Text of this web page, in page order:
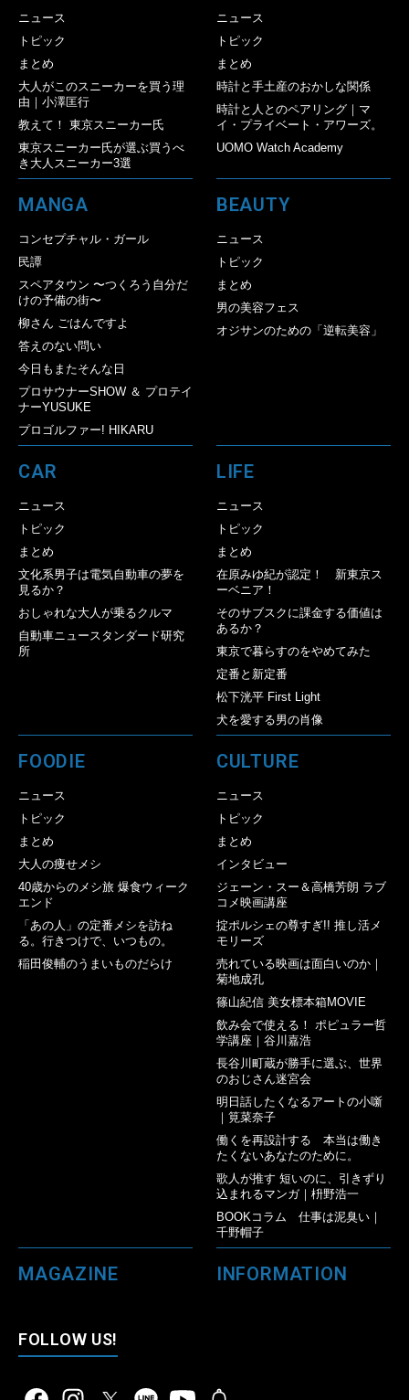
ニュース
トピック
まとめ
大人がこのスニーカーを買う理
由｜小澤匡行
教えて！ 東京スニーカー氏
東京スニーカー氏が選ぶ買うべ
き大人スニーカー3選
ニュース
トピック
まとめ
時計と手土産のおかしな関係
時計と人とのペアリング｜マ
イ・プライベート・アワーズ。
UOMO Watch Academy
MANGA
コンセプチャル・ガール
民譚
スペアタウン 〜つくろう自分だ
けの予備の街〜
柳さん ごはんですよ
答えのない問い
今日もまたそんな日
プロサウナーSHOW ＆ プロテイ
ナーYUSUKE
プロゴルファー! HIKARU
BEAUTY
ニュース
トピック
まとめ
男の美容フェス
オジサンのための「逆転美容」
CAR
ニュース
トピック
まとめ
文化系男子は電気自動車の夢を
見るか？
おしゃれな大人が乗るクルマ
自動車ニュースタンダード研究
所
LIFE
ニュース
トピック
まとめ
在原みゆ紀が認定！ 新東京ス
ーベニア！
そのサブスクに課金する価値は
あるか？
東京で暮らすのをやめてみた
定番と新定番
松下洸平 First Light
犬を愛する男の肖像
FOODIE
ニュース
トピック
まとめ
大人の痩せメシ
40歳からのメシ旅 爆食ウィーク
エンド
「あの人」の定番メシを訪ね
る。行きつけで、いつもの。
稲田俊輔のうまいものだらけ
CULTURE
ニュース
トピック
まとめ
インタビュー
ジェーン・スー＆高橋芳朗 ラブ
コメ映画講座
掟ポルシェの尊すぎ!! 推し活メ
モリーズ
売れている映画は面白いのか｜
菊地成孔
篠山紀信 美女標本箱MOVIE
飲み会で使える！ ポピュラー哲
学講座｜谷川嘉浩
長谷川町蔵が勝手に選ぶ、世界
のおじさん迷宮会
明日話したくなるアートの小噺
｜筧菜奈子
働くを再設計する 本当は働き
たくないあなたのために。
歌人が推す 短いのに、引きずり
込まれるマンガ｜枡野浩一
BOOKコラム 仕事は泥臭い｜
千野帽子
MAGAZINE INFORMATION
FOLLOW US!